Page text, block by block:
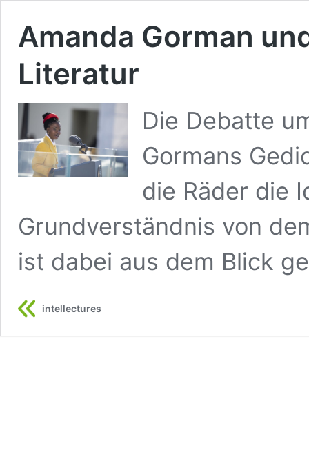
Amanda Gorman
Literatur
Die Debatte
Gormans
die Räder die
Grundverständnis von
ist dabei aus dem Blick
intellectures